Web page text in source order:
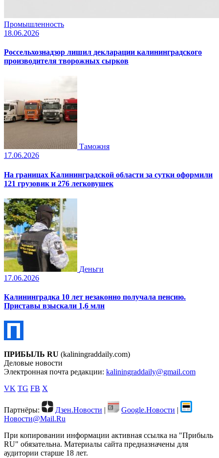
Промышленность
18.06.2026
Россельхознадзор лишил декларации калининградского
производителя творожных сырков
Таможня
17.06.2026
На границах Калининградской области за сутки оформили
121 грузовик и 276 легковушек
Деньги
17.06.2026
Калининградка 10 лет незаконно получала пенсию.
Приставы взыскали 1,6 млн
ПРИБЫЛЬ RU (kaliningraddaily.com)
Деловые новости
Электронная почта редакции: kaliningraddaily@gmail.com
VK TG FB X
Партнёры: Дзен.Новости | Google.Новости |
Новости@Mail.Ru
При копировании информации активная ссылка на "Прибыль
RU" обязательна. Материалы сайта предназначены для
аудитории старше 18 лет.